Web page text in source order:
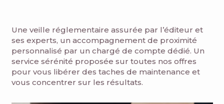
Une veille réglementaire assurée par l’éditeur et
ses experts, un accompagnement de proximité
personnalisé par un chargé de compte dédié.​ Un
service sérénité proposée sur toutes nos offres
pour vous libérer des taches de maintenance et
vous concentrer sur les résultats.